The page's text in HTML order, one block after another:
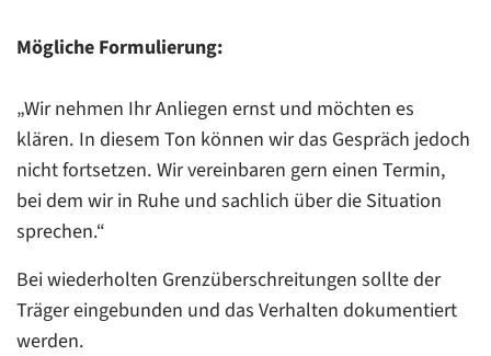
Mögliche Formulierung:
„Wir nehmen Ihr Anliegen ernst und möchten es
klären. In diesem Ton können wir das Gespräch jedoch
nicht fortsetzen. Wir vereinbaren gern einen Termin,
bei dem wir in Ruhe und sachlich über die Situation
sprechen.“
Bei wiederholten Grenzüberschreitungen sollte der
Träger eingebunden und das Verhalten dokumentiert
werden.